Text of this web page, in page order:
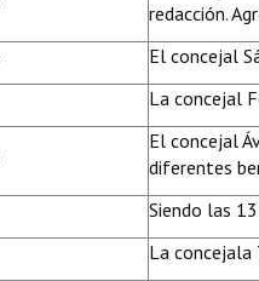
redacción.
El concejal
La concejal
El concejal
diferentes
Siendo las
La